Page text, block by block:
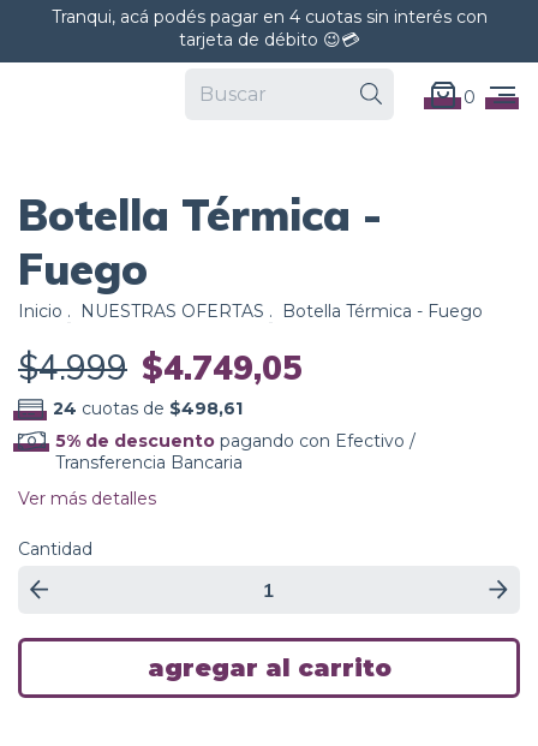
Tranqui, acá podés pagar en 4 cuotas sin interés con
tarjeta de débito 😉💳
0
Botella Térmica -
Fuego
Inicio . NUESTRAS OFERTAS . Botella Térmica - Fuego
$4.999 $4.749,05
24 cuotas de $498,61
5% de descuento pagando con Efectivo /
Transferencia Bancaria
Ver más detalles
Cantidad
5% OFF